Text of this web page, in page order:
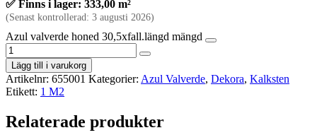
✅ Finns i lager: 333,00 m²
(Senast kontrollerad: 3 augusti 2026)
Azul valverde honed 30,5xfall.längd mängd
Lägg till i varukorg
Artikelnr: 655001 Kategorier: Azul Valverde, Dekora, Kalksten
Etikett: 1 M2
Relaterade produkter